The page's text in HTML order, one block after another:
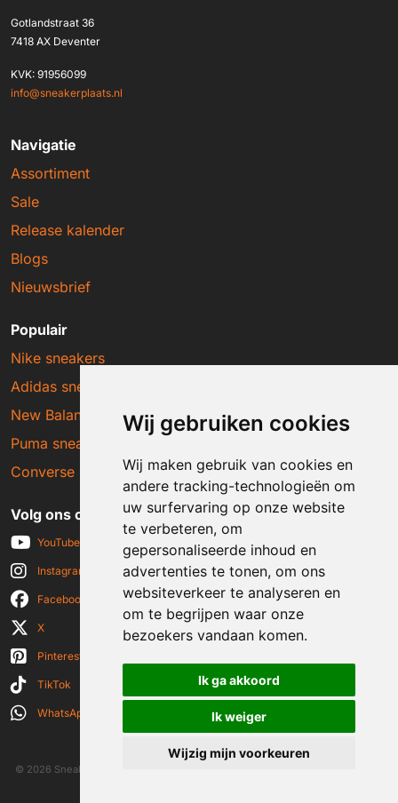
Wij gebruiken cookies
Wij maken gebruik van cookies en
andere tracking-technologieën om
uw surfervaring op onze website
te verbeteren, om
gepersonaliseerde inhoud en
advertenties te tonen, om ons
websiteverkeer te analyseren en
om te begrijpen waar onze
bezoekers vandaan komen.
Ik ga akkoord
Ik weiger
Wijzig mijn voorkeuren
Gotlandstraat 36
7418 AX Deventer
KVK: 91956099
info@sneakerplaats.nl
Navigatie
Assortiment
Sale
Release kalender
Blogs
Nieuwsbrief
Populair
Nike sneakers
Adidas sneakers
New Balance sneakers
Puma sneakers
Converse sneakers
Volg ons op social media
YouTube
Instagram
Facebook
X
Pinterest
TikTok
WhatsApp
© 2026 Sneakerplaats.nl